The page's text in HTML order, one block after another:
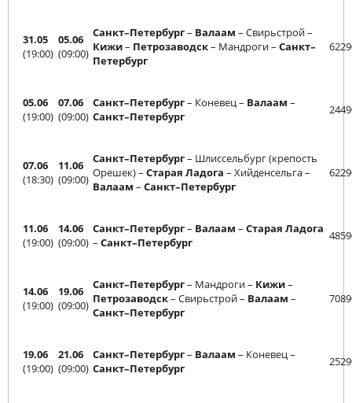
31.05
(19:00)
05.06
(09:00)
Санкт–Петербург– Валаам – Свирьстрой –
Кижи– Петрозаводск– Мандроги – Санкт–
Петербург
05.06
(19:00)
07.06
(09:00)
Санкт–Петербург– Коневец – Валаам –
Санкт–Петербург
07.06
(18:30)
11.06
(09:00)
Санкт–Петербург– Шлиссельбург (крепость
Орешек) – Старая Ладога – Хийденсельга –
Валаам – Санкт–Петербург
11.06
(19:00)
14.06
(09:00)
Санкт–Петербург– Валаам – Старая Ладога
– Санкт–Петербург
14.06
(19:00)
19.06
(09:00)
Санкт–Петербург– Мандроги – Кижи–
Петрозаводск– Свирьстрой – Валаам –
Санкт–Петербург
19.06
(19:00)
21.06
(09:00)
Санкт–Петербург– Валаам – Коневец –
Санкт–Петербург